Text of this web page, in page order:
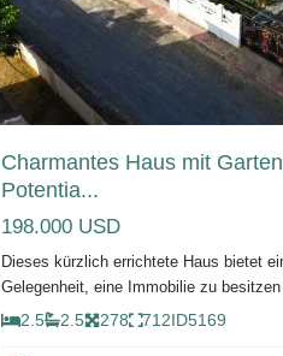
Charmantes Haus mit
Potentia...
198.000 USD
Dieses kürzlich errichtete Haus bietet
Gelegenheit, eine Immobilie zu besitzen
2.5 2.5 278 712ID5169